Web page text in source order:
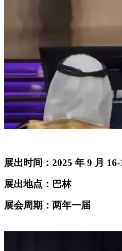
展出时间：2025 年 9 月 16-
展出地点：巴林
展会周期：两年一届